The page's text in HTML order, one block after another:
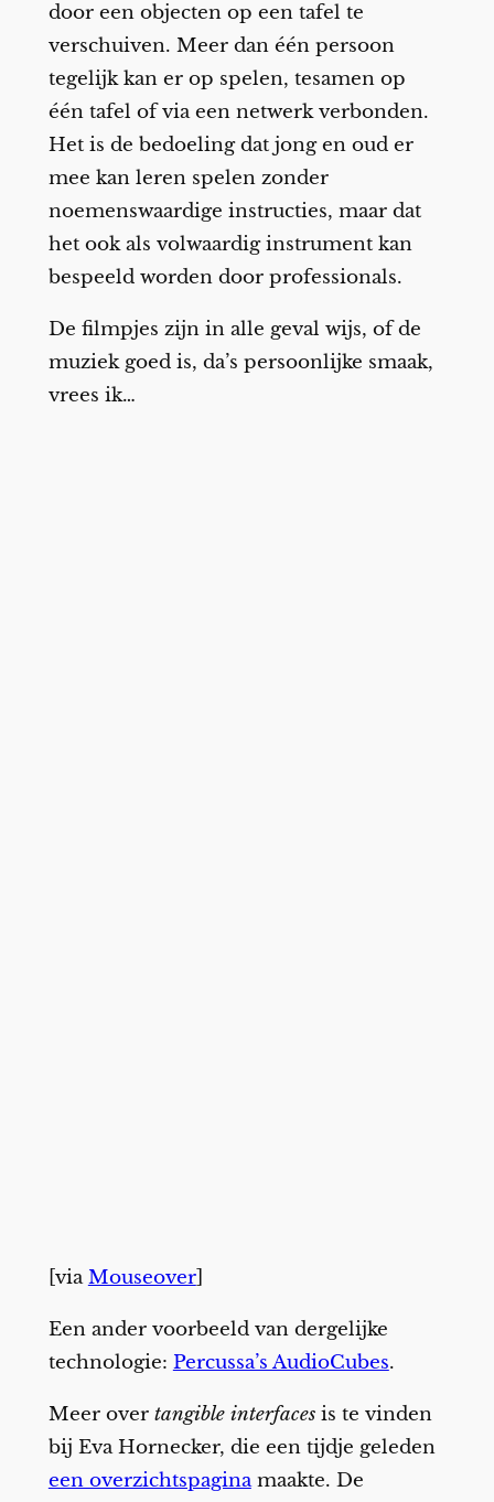
door een objecten op een tafel te
verschuiven. Meer dan één persoon
tegelijk kan er op spelen, tesamen op
één tafel of via een netwerk verbonden.
Het is de bedoeling dat jong en oud er
mee kan leren spelen zonder
noemenswaardige instructies, maar dat
het ook als volwaardig instrument kan
bespeeld worden door professionals.
De filmpjes zijn in alle geval wijs, of de
muziek goed is, da’s persoonlijke smaak,
vrees ik…
[viaMouseover]
Een ander voorbeeld van dergelijke
technologie: Percussa’s AudioCubes.
Meer over tangible interfacesis te vinden
bij Eva Hornecker, die een tijdje geleden
een overzichtspaginamaakte. De